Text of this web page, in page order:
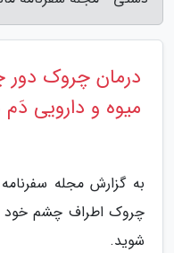
درمان چروک
میوه و دارویی
به گزارش مجله
چروک اطراف چشم خود
شوید.